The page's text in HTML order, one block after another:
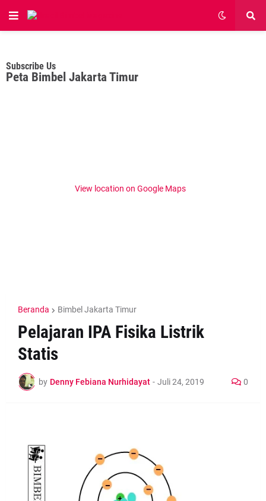
Subscribe Us
Peta Bimbel Jakarta Timur
View location on Google Maps
Beranda Bimbel Jakarta Timur
Pelajaran IPA Fisika Listrik
Statis
by Denny Febiana Nurhidayat - Juli 24, 2019 0